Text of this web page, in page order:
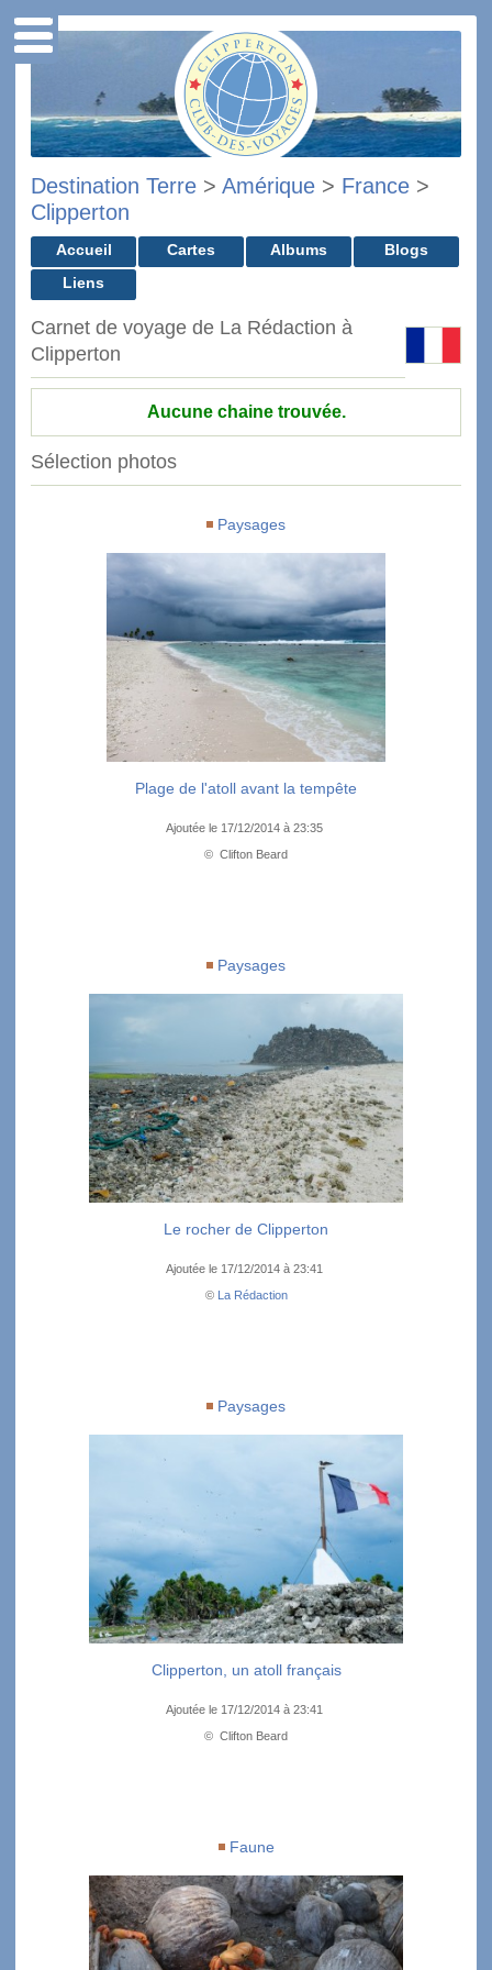
Destination Terre > Amérique > France >
Clipperton
Accueil Cartes Albums
Blogs
Liens
Carnet de voyage de La Rédaction à
Clipperton
Aucune chaine trouvée.
Sélection photos
Paysages
Plage de l'atoll avant la tempête
Ajoutée le 17/12/2014 à 23:35
© Clifton Beard
Paysages
Le rocher de Clipperton
Ajoutée le 17/12/2014 à 23:41
© La Rédaction
Paysages
Clipperton, un atoll français
Ajoutée le 17/12/2014 à 23:41
© Clifton Beard
Faune